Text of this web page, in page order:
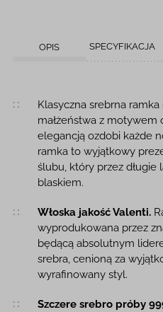
OPIS SPECYFIKACJA
Opis produktu
Klasyczna srebrna
małżeństwa z motywem
elegancją ozdobi każde
ramka to wyjątkowy
ślubu, który przez długie
blaskiem.
Włoska jakość Valenti.
wyprodukowana przez
będącą absolutnym
srebra, cenioną za
wyrafinowany styl.
Szczere srebro próby